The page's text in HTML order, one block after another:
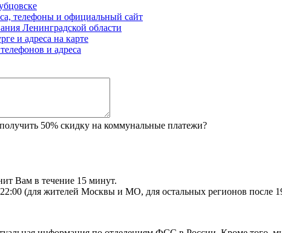
телефоны и официальный сайт
Ленинградской области
и адреса на карте
и адреса
50% скидку на коммунальные платежи?
Вам в течение 15 минут.
(для жителей Москвы и МО, для остальных регионов после